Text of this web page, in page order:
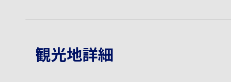
観光地詳細